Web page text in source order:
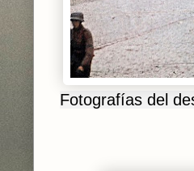
Fotografías del